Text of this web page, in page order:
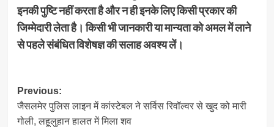
इनकी पुष्टि नहीं करता है और न ही इनके लिए किसी प्रकार की
जिम्मेदारी लेता है। किसी भी जानकारी या मान्यता को अमल में लाने
से पहले संबंधित विशेषज्ञ की सलाह अवश्य लें।
Post
navigation
Previous:
जैसलमेर पुलिस लाइन में कांस्टेबल ने सर्विस रिवॉल्वर से खुद को मारी
गोली, लहूलुहान हालत में ​मिला शव